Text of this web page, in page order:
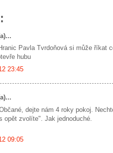
Pavla Tvrdoňová si může říkat
hubu
23:45
dejte nám 4 roky pokoj.
opět zvolíte". Jak jednoduché.
09:05